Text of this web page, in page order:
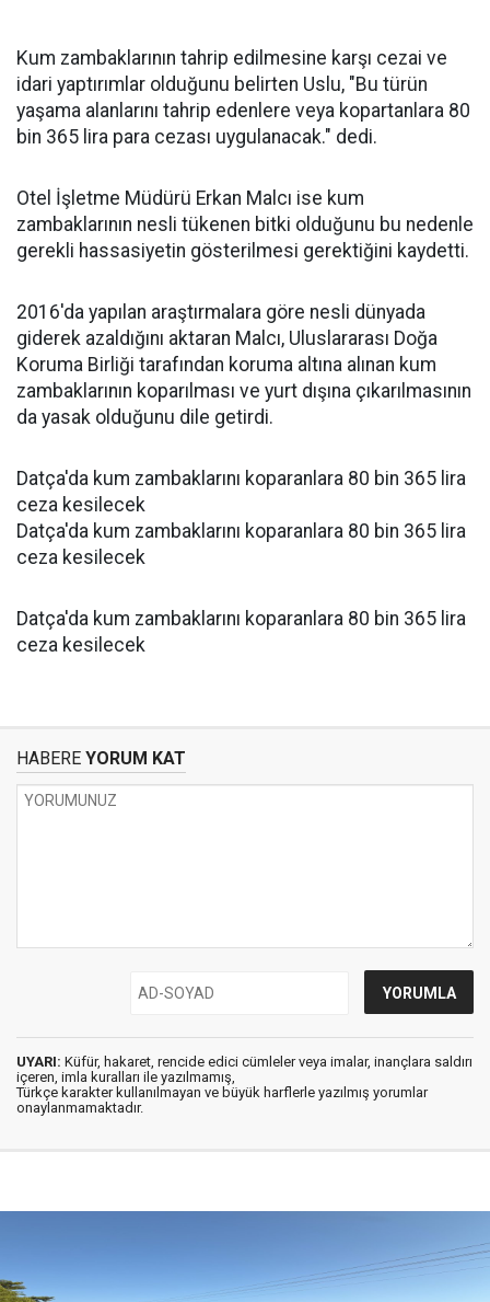
Kum zambaklarının tahrip edilmesine karşı cezai ve
idari yaptırımlar olduğunu belirten Uslu, "Bu türün
yaşama alanlarını tahrip edenlere veya kopartanlara 80
bin 365 lira para cezası uygulanacak." dedi.
Otel İşletme Müdürü Erkan Malcı ise kum
zambaklarının nesli tükenen bitki olduğunu bu nedenle
gerekli hassasiyetin gösterilmesi gerektiğini kaydetti.
2016'da yapılan araştırmalara göre nesli dünyada
giderek azaldığını aktaran Malcı, Uluslararası Doğa
Koruma Birliği tarafından koruma altına alınan kum
zambaklarının koparılması ve yurt dışına çıkarılmasının
da yasak olduğunu dile getirdi.
Datça'da kum zambaklarını koparanlara 80 bin 365 lira
ceza kesilecek
Datça'da kum zambaklarını koparanlara 80 bin 365 lira
ceza kesilecek
Datça'da kum zambaklarını koparanlara 80 bin 365 lira
ceza kesilecek
HABERE YORUM KAT
UYARI: Küfür, hakaret, rencide edici cümleler veya imalar, inançlara saldırı
içeren, imla kuralları ile yazılmamış,
Türkçe karakter kullanılmayan ve büyük harflerle yazılmış yorumlar
onaylanmamaktadır.